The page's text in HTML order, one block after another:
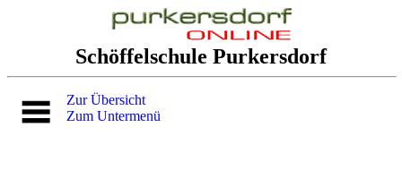
Schöffelschule Purkersdorf
Zur Übersicht
Zum Untermenü